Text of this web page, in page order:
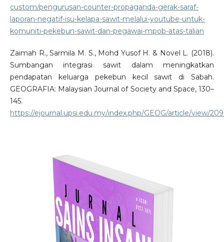
custom/pengurusan-counter-propaganda-gerak-saraf-
laporan-negatif-isu-kelapa-sawit-melalui-youtube-untuk-
komuniti-pekebun-sawit-dan-pegawai-mpob-atas-talian
Zaimah R., Sarmila M. S., Mohd Yusof H. & Novel L. (2018).
Sumbangan integrasi sawit dalam meningkatkan
pendapatan keluarga pekebun kecil sawit di Sabah.
GEOGRAFIA: Malaysian Journal of Society and Space, 130–
145.
https://ejournal.upsi.edu.my/index.php/GEOG/article/view/